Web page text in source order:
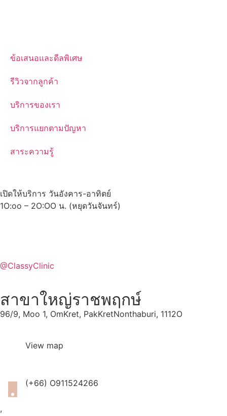
ข้อเสนอและดีลพิเศษ
รีวิวจากลูกค้า
บริการของเรา
บริการแยกตามปัญหา
สาระความรู้
เปิดให้บริการ วันอังคาร-อาทิตย์
1O:oo – 2O:OO น. (หยุดวันจันทร์)
@ClassyClinic
สาขาใหญ่ราชพฤกษ์
96/9, Moo 1, OmKret, PakKretNonthaburi, 1112O
View map
(+66) O911524266
,